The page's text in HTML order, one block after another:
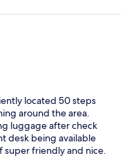
located 50 steps
around the area.
luggage after check
desk being available
friendly and nice.